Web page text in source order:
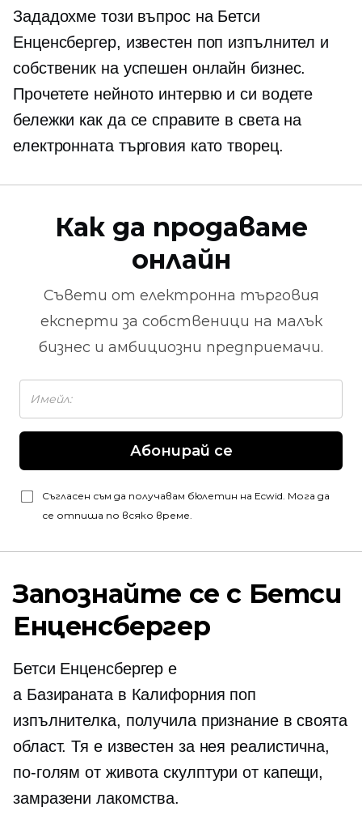
Зададохме този въпрос на Бетси
Енценсбергер, известен поп изпълнител и
собственик на успешен онлайн бизнес.
Прочетете нейното интервю и си водете
бележки как да се справите в света на
електронната търговия като творец.
Как да продаваме
онлайн
Съвети от електронна търговия
експерти за собственици на малък
бизнес и амбициозни предприемачи.
Абонирай се
Съгласен съм да получавам бюлетин на Ecwid. Мога да
се отпиша по всяко време.
Запознайте се с Бетси
Енценсбергер
Бетси Енценсбергер е
a Базираната в Калифорния поп
изпълнителка, получила признание в своята
област. Тя е известен за нея реалистична,
по-голям от живота скулптури от капещи,
замразени лакомства.